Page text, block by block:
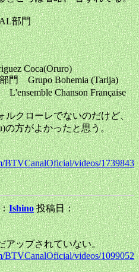
部門
Coca(Oruro)
門 Grupo Bohemia (Tarija)
Chanson Française
ルクローレでないのだけど、
の方がよかったと思う。
BTVCanalOficial/videos/1739843
Ishino 投稿日：
アップされていない。
BTVCanalOficial/videos/1099052